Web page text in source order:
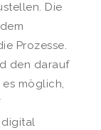
Die
Prozesse.
den darauf
möglich,
digital